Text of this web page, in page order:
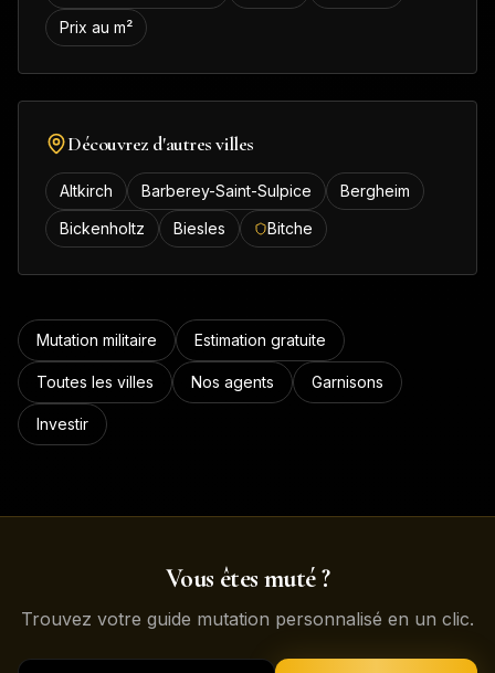
Prix au m²
Découvrez d'autres villes
Altkirch Barberey-Saint-Sulpice
Bergheim
Bickenholtz
Biesles Bitche
Mutation militaire Estimation gratuite
Toutes les villes Nos agents Garnisons
Investir
Vous êtes muté ?
Trouvez votre guide mutation personnalisé en un clic.